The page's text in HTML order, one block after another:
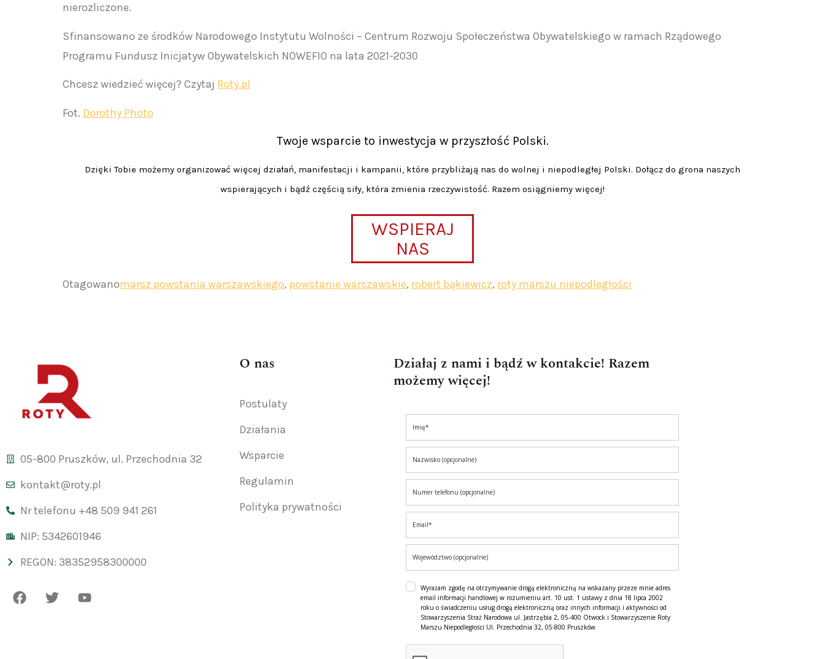
nierozliczone.
Sfinansowano ze środków Narodowego Instytutu Wolności – Centrum Rozwoju Społeczeństwa Obywatelskiego w ramach Rządowego
Programu Fundusz Inicjatyw Obywatelskich NOWEFIO na lata 2021-2030
Chcesz wiedzieć więcej? Czytaj Roty.pl
Fot. Dorothy Photo
Twoje wsparcie to inwestycja w przyszłość Polski.
Dzięki Tobie możemy organizować więcej działań, manifestacji i kampanii, które przybliżają nas do wolnej i niepodległej Polski. Dołącz do grona naszych
wspierających i bądź częścią siły, która zmienia rzeczywistość. Razem osiągniemy więcej!
WSPIERAJ
NAS
Otagowanomarsz powstania warszawskiego, powstanie warszawskie, robert bąkiewicz, roty marszu niepodległości
05-800 Pruszków, ul. Przechodnia 32
kontakt@roty.pl
Nr telefonu +48 509 941 261
NIP: 5342601946
REGON: 38352958300000
O nas
Postulaty
Działania
Wsparcie
Regulamin
Polityka prywatności
Działaj z nami i bądź w kontakcie! Razem
możemy więcej!
Wyrażam zgodę na otrzymywanie drogą elektroniczną na wskazany przeze mnie adres
email informacji handlowej w rozumieniu art. 10 ust. 1 ustawy z dnia 18 lipca 2002
roku o świadczeniu usług drogą elektroniczną oraz innych informacji i aktywności od
Stowarzyszenia Straż Narodowa ul. Jastrzębia 2, 05-400 Otwock i Stowarzyszenie Roty
Marszu Niepodległości Ul. Przechodnia 32, 05-800 Pruszków